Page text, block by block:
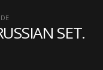
SET.